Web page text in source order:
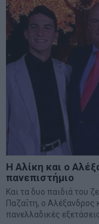
Η Αλίκη και ο
πανεπιστήμιο
Και τα δυο παιδιά του
Παζαΐτη, ο Αλέξανδρος
πανελλαδικές